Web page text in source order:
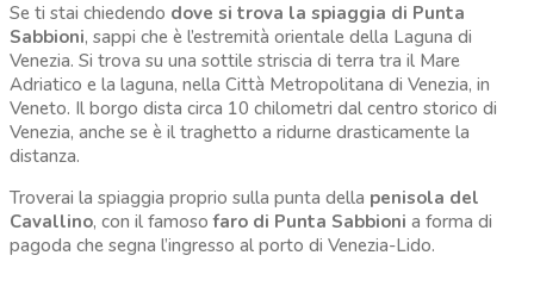
Se ti stai chiedendo dove si trova la spiaggia di Punta
Sabbioni, sappi che è l’estremità orientale della Laguna di
Venezia. Si trova su una sottile striscia di terra tra il Mare
Adriatico e la laguna, nella Città Metropolitana di Venezia, in
Veneto. Il borgo dista circa 10 chilometri dal centro storico di
Venezia, anche se è il traghetto a ridurne drasticamente la
distanza.
Troverai la spiaggia proprio sulla punta della penisola del
Cavallino, con il famosofaro di Punta Sabbioni a forma di
pagoda che segna l’ingresso al porto di Venezia-Lido.